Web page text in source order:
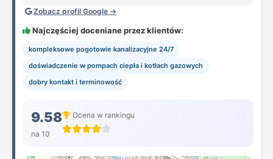
Zobacz profil Google →
Najczęściej doceniane przez klientów:
kompleksowe pogotowie kanalizacyjne 24/7
doświadczenie w pompach ciepła i kotłach gazowych
dobry kontakt i terminowość
9.58
na 10
Ocena w rankingu